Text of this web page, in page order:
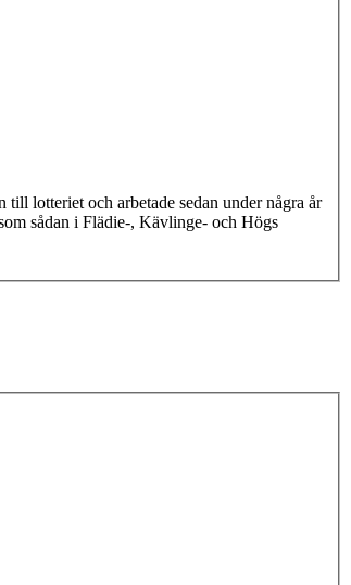
lotteriet och arbetade sedan under några år
sådan i Flädie-, Kävlinge- och Högs